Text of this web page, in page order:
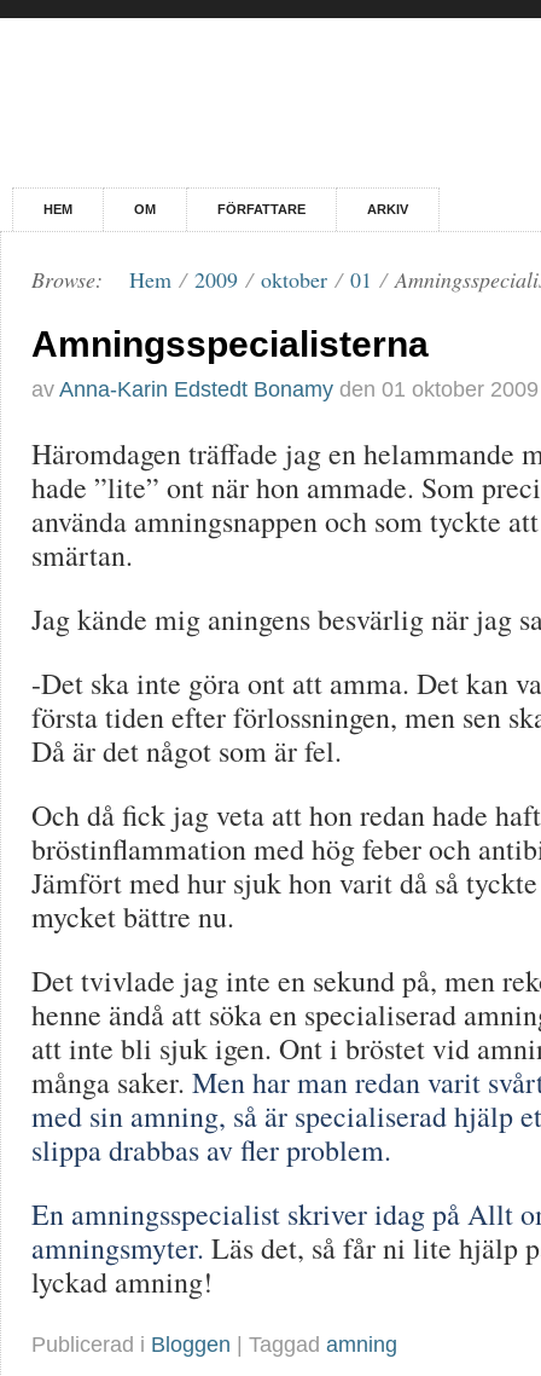
HEM OM FÖRFATTARE ARKIV
Browse: Hem / 2009 / oktober / 01 /
Amningsspecialisterna
av Anna-Karin Edstedt Bonamy den 01 oktober 2009
Häromdagen träffade jag en helammande
hade ”lite” ont när hon ammade. Som
använda amningsnappen och som tyckte
smärtan.
Jag kände mig aningens besvärlig när jag
-Det ska inte göra ont att amma. Det kan
första tiden efter förlossningen, men sen
Då är det något som är fel.
Och då fick jag veta att hon redan hade haft
bröstinflammation med hög feber och
Jämfört med hur sjuk hon varit då så
mycket bättre nu.
Det tvivlade jag inte en sekund på, men
henne ändå att söka en specialiserad
att inte bli sjuk igen. Ont i bröstet vid
många saker. Men har man redan varit
med sin amning, så är specialiserad hjälp
slippa drabbas av fler problem.
En amningsspecialist skriver idag på Allt
amningsmyter. Läs det, så får ni lite hjälp
lyckad amning!
Publicerad i Bloggen | Taggad amning